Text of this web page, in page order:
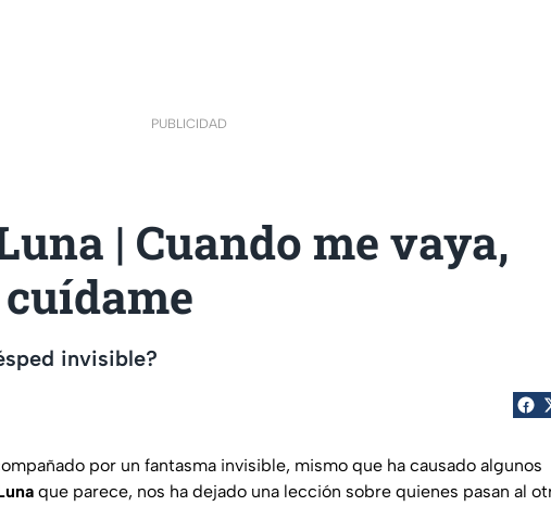
PUBLICIDAD
| Cuando me vaya,
invisible?
por un fantasma invisible, mismo que ha causado algunos
que parece, nos ha dejado una lección sobre quienes pasan al